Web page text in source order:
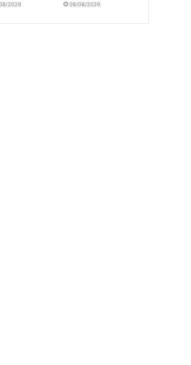
2026 08/08/2026